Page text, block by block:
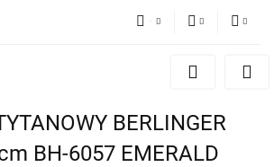
PLN
Zaloguj się
Dodaj zgłoszenie
Zgody cookies
BERLINGER
BH-6057 EMERALD